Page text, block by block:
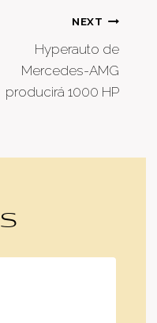
NEXT
Hyperauto de
Mercedes-AMG
producirá 1000 HP